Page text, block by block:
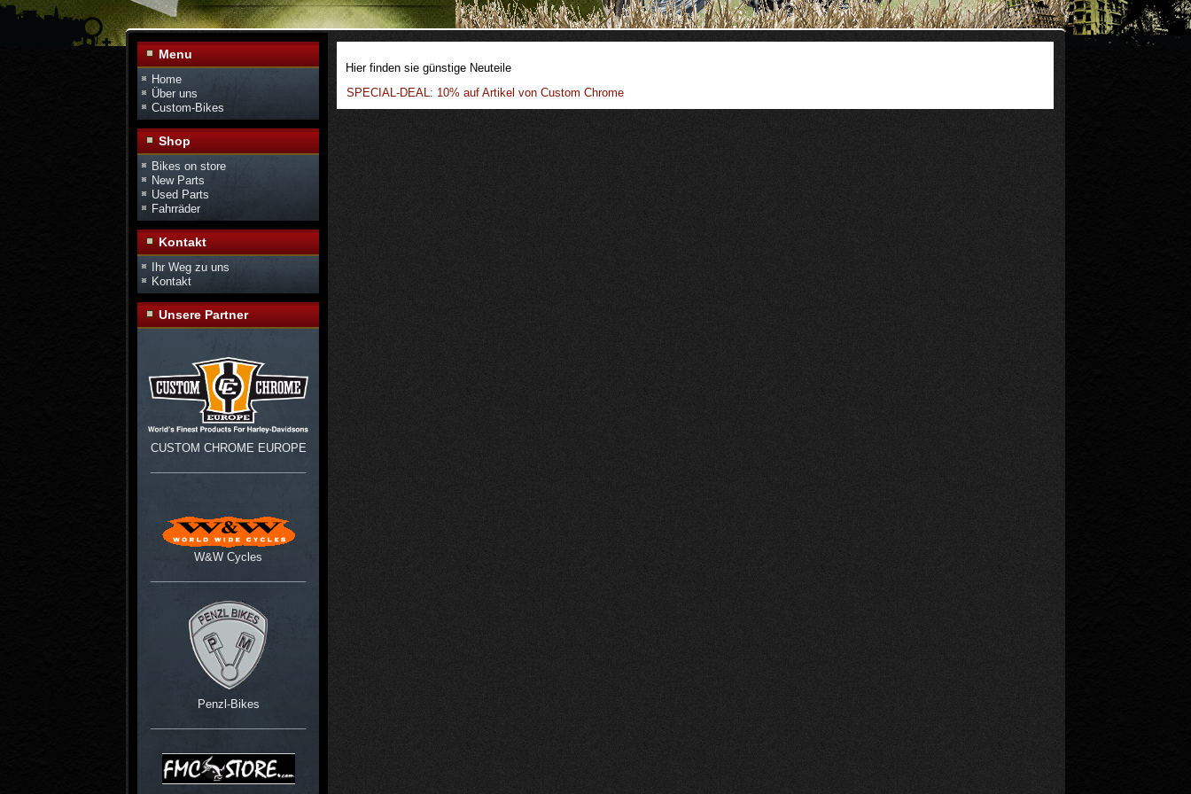
Menu
Home
Über uns
Custom-Bikes
Shop
Bikes on store
New Parts
Used Parts
Fahrräder
Kontakt
Ihr Weg zu uns
Kontakt
Unsere Partner
CUSTOM CHROME EUROPE
W&W Cycles
Penzl-Bikes
Hier finden sie günstige Neuteile
SPECIAL-DEAL: 10% auf Artikel von Custom Chrome